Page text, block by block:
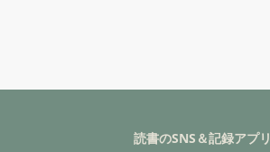
読書のSNS＆記録アプリ